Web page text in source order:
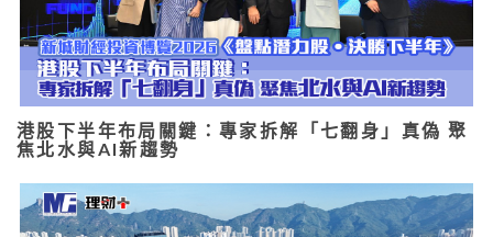
港股下半年布局關鍵：專家拆解「七翻身」真偽 聚
焦北水與AI新趨勢